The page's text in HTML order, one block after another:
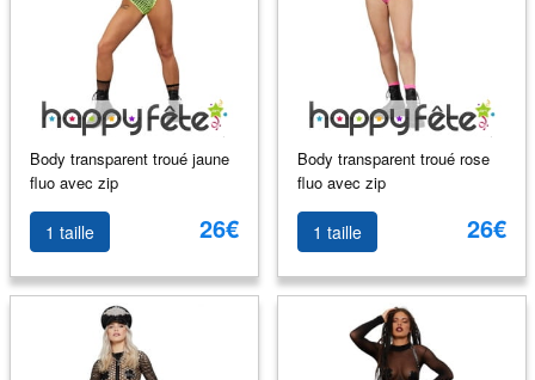
Body transparent troué jaune
fluo avec zip
1 taille 26€
Body transparent troué rose
fluo avec zip
1 taille 26€